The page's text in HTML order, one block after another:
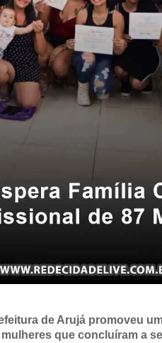
de Arujá promoveu
que concluíram a